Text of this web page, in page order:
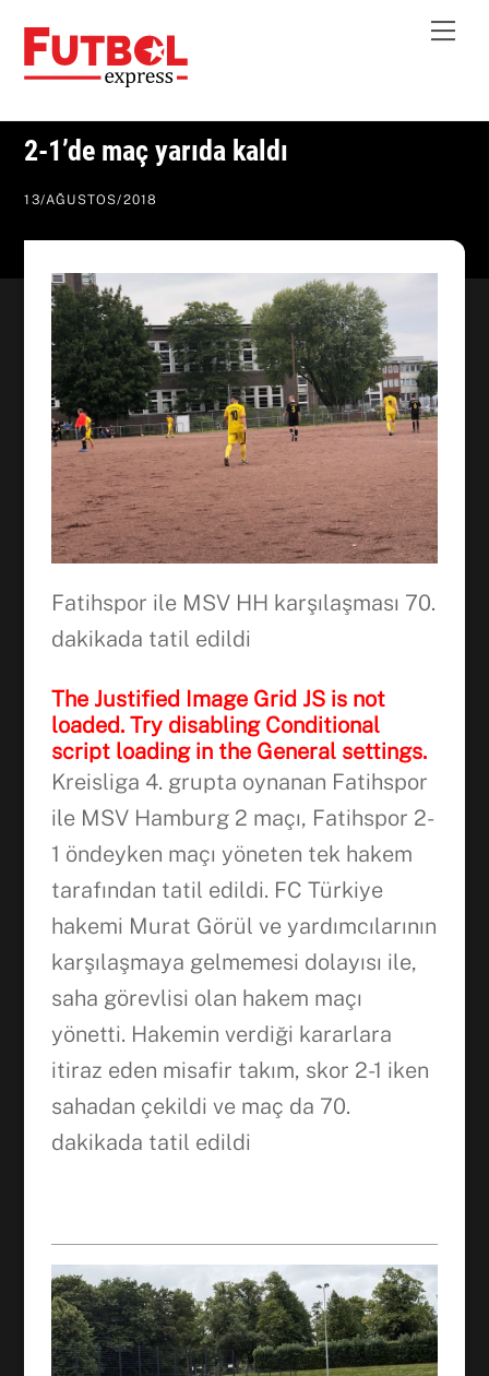
content
2-1’de maç yarıda kaldı
13/AĞUSTOS/2018
Fatihspor ile MSV HH karşılaşması 70.
dakikada tatil edildi
The Justified Image Grid JS is not
loaded. Try disabling Conditional
script loading in the General settings.
Kreisliga 4. grupta oynanan Fatihspor
ile MSV Hamburg 2 maçı, Fatihspor 2-
1 öndeyken maçı yöneten tek hakem
tarafından tatil edildi. FC Türkiye
hakemi Murat Görül ve yardımcılarının
karşılaşmaya gelmemesi dolayısı ile,
saha görevlisi olan hakem maçı
yönetti. Hakemin verdiği kararlara
itiraz eden misafir takım, skor 2-1 iken
sahadan çekildi ve maç da 70.
dakikada tatil edildi
WhatsApp